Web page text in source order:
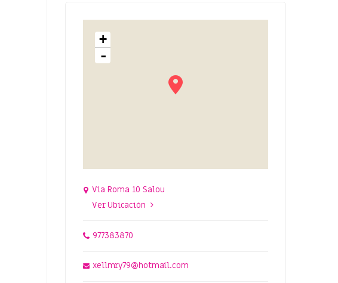
+
-
Via Roma 10 Salou
Ver Ubicación
977383870
xellmry79@hotmail.com